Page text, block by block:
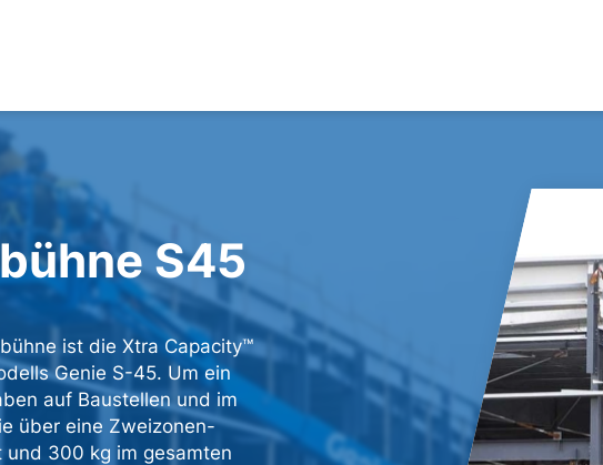
S45
ist die Xtra Capacity™
Genie S-45. Um ein
auf Baustellen und im
über eine Zweizonen-
300 kg im gesamten